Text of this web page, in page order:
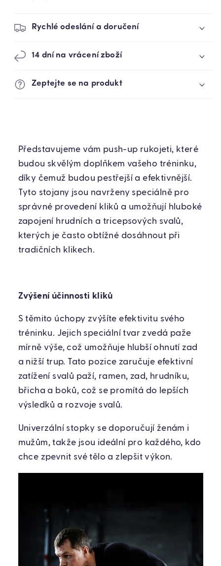
Rychlé odeslání a doručení
14 dní na vrácení zboží
Zeptejte se na produkt
Představujeme vám push-up rukojeti, které
budou skvělým doplňkem vašeho tréninku,
díky čemuž budou pestřejší a efektivnější.
Tyto stojany jsou navrženy speciálně pro
správné provedení kliků a umožňují hluboké
zapojení hrudních a tricepsových svalů,
kterých je často obtížné dosáhnout při
tradičních klikech.
Zvýšení účinnosti kliků
S těmito úchopy zvýšíte efektivitu svého
tréninku. Jejich speciální tvar zvedá paže
mírně výše, což umožňuje hlubší ohnutí zad
a nižší trup. Tato pozice zaručuje efektivní
zatížení svalů paží, ramen, zad, hrudníku,
břicha a boků, což se promítá do lepších
výsledků a rozvoje svalů.
Univerzální stopky se doporučují ženám i
mužům, takže jsou ideální pro každého, kdo
chce zpevnit své tělo a zlepšit výkon.